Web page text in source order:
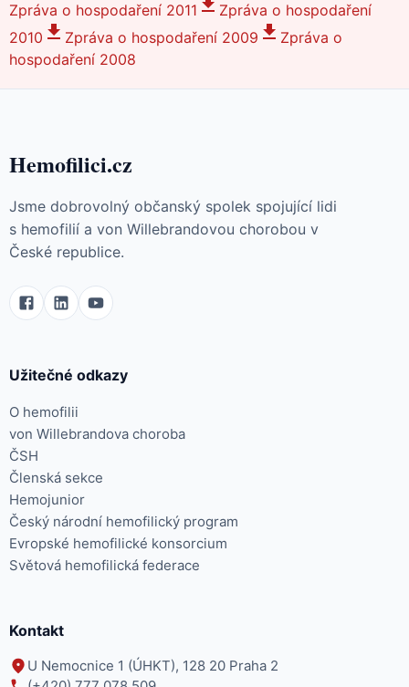
Zpráva o hospodaření 2011
Zpráva o hospodaření
2010
Zpráva o hospodaření 2009
Zpráva o
hospodaření 2008
Hemofilici.cz
Jsme dobrovolný občanský spolek spojující lidi
s hemofilií a von Willebrandovou chorobou v
České republice.
Užitečné odkazy
O hemofilii
von Willebrandova choroba
ČSH
Členská sekce
Hemojunior
Český národní hemofilický program
Evropské hemofilické konsorcium
Světová hemofilická federace
Kontakt
U Nemocnice 1 (ÚHKT), 128 20 Praha 2